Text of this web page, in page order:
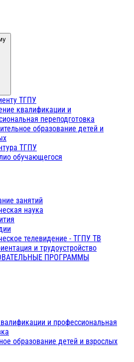
ТГПУ
квалификации и
переподготовка
образование детей и
ТГПУ
обучающегося
занятий
наука
телевидение - ТГПУ ТВ
и трудоустройство
ПРОГРАММЫ
и профессиональная
образование детей и взрослых